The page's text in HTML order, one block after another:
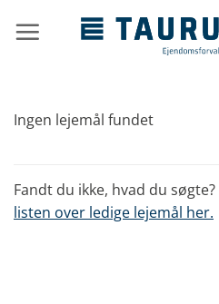
Ingen lejemål fundet
Fandt du ikke, hvad du søgte?
listen over ledige lejemål her.